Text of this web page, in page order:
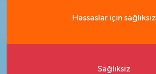
Hassaslar için sağlıksız
Sağlıksız